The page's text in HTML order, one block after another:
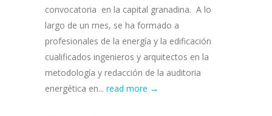
convocatoria en la capital granadina. A lo
largo de un mes, se ha formado a
profesionales de la energía y la edificación
cualificados ingenieros y arquitectos en la
metodología y redacción de la auditoria
energética en... read more →